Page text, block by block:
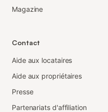
Magazine
Contact
Aide aux locataires
Aide aux propriétaires
Presse
Partenariats d'affiliation